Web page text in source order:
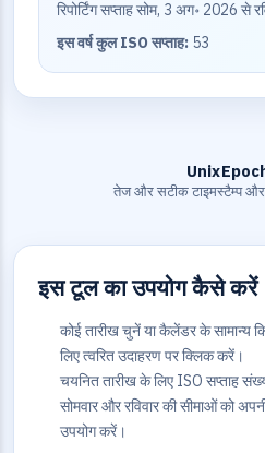
रिपोर्टिंग सप्ताह सोम, 3 अग॰ 2026
इस वर्ष कुल ISO सप्ताह: 53
तेज और सटीक टाइमस्टैम्प
इस टूल का उपयोग कैसे करें
कोई तारीख चुनें या कैलेंडर के सामान्य
लिए त्वरित उदाहरण पर क्लिक करें।
चयनित तारीख के लिए ISO सप्ताह
सोमवार और रविवार की सीमाओं को
उपयोग करें।